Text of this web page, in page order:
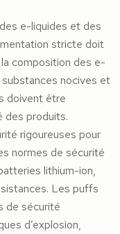
e-liquides et des
stricte doit
composition des e-
nocives et
doivent être
des produits.
rigoureuses pour
normes de sécurité
lithium-ion,
Les puffs
de sécurité
d’explosion,